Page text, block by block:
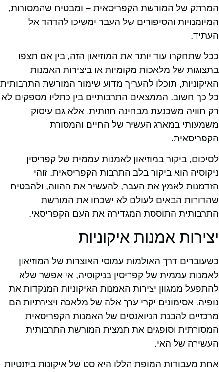
המרתק של המורשת הקפריסאית – ומבטיח שהמסורות,
המיומנויות והסיפורים של העבר ימשיכו להדהד אל
העתיד.
ככל שתחקרו עוד יותר את המוזיאון הזה, בין אם תצפו
בתצוגות של מלאכות מקומיות או ביצירות האמנות
האיקוניות, תוכלו להעריך מדוע שימור המורשת התרבותית
כל כך חשוב. הממצאים התרבותיים בין כתליו מספקים לא
רק חוויה משכנעת מבחינה חזותית, אלא גם עיסוק
משמעותי במארג העשיר של החיים והמסורת
הקפריסאית.
לסיכום, ביקור במוזיאון לאמנות עממית של קפריסין
ניקוסיה הוא ביקור בלב התרבות הקפריסאית. זוהי
הזדמנות לאמץ את העבר, להעשיר את ההווה, ולהבטיח
שהדורות הבאים לעולם לא ישכחו את המורשת
התרבותית התוססת המגדירה את העם הקפריסאי.
יצירות אמנות איקוניות
כשעוברים דרך האולמות עמוסי האוצרות של המוזיאון
לאמנות עממית של קפריסין בניקוסיה, אי אפשר שלא
להתפעל ממגוון יצירות האמנות האיקוניות המנקדות את
נופיה. אסימונים יקרי ערך אלה של מלאכה ויצירתיות הם
מרכזיים להבנת הניואנסים של האמנות הקפריסאית
המסורתית וסופגים את תמצית המורשת התרבותית
העשירה של האי.
אחת מעבודות המופת הללו היא סט של איקונות ביזנטיות